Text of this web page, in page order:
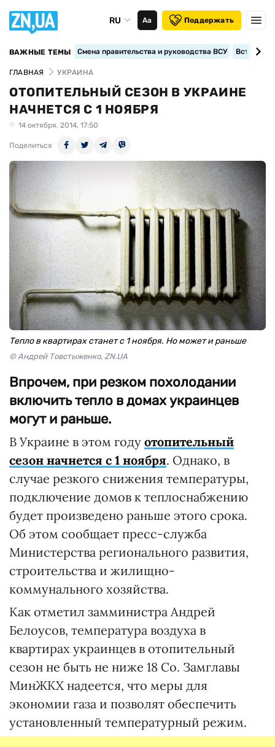
RU Аа Поддержать
ВАЖНЫЕ ТЕМЫ Смена правительства и руководства ВСУ
ГЛАВНАЯ УКРАИНА
ОТОПИТЕЛЬНЫЙ СЕЗОН В УКРАИНЕ
НАЧНЕТСЯ С 1 НОЯБРЯ
14 октября, 2014, 17:50
Поделиться
Тепло в квартирах станет с 1 ноября. Но может и раньше
© Андрей Товстыженко, ZN.UA
Впрочем, при резком похолодании
включить тепло в домах украинцев
могут и раньше.
В Украине в этом году отопительный
сезон начнется с 1 ноября. Однако, в
случае резкого снижения температуры,
подключение домов к теплоснабжению
будет произведено раньше этого срока.
Об этом сообщает пресс-служба
Министерства регионального развития,
строительства и жилищно-
коммунального хозяйства.
Как отметил замминистра Андрей
Белоусов, температура воздуха в
квартирах украинцев в отопительный
сезон не быть не ниже 18 Со. Замглавы
МинЖКХ надеется, что меры для
экономии газа и позволят обеспечить
установленный температурный режим.